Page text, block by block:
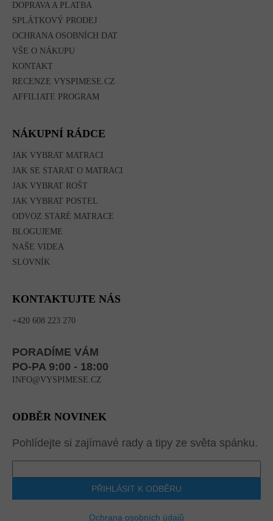
DOPRAVA A PLATBA
SPLÁTKOVÝ PRODEJ
OCHRANA OSOBNÍCH DAT
VŠE O NÁKUPU
KONTAKT
RECENZE VYSPIMESE.CZ
AFFILIATE PROGRAM
NÁKUPNÍ RÁDCE
JAK VYBRAT MATRACI
JAK SE STARAT O MATRACI
JAK VYBRAT ROŠT
JAK VYBRAT POSTEL
ODVOZ STARÉ MATRACE
BLOGUJEME
NAŠE VIDEA
SLOVNÍK
KONTAKTUJTE NÁS
+420 608 223 270
PORADÍME VÁM
PO-PA 9:00 - 18:00
INFO@VYSPIMESE.CZ
ODBĚR NOVINEK
Pohlídejte si zajímavé rady a tipy ze světa spánku.
PŘIHLÁSIT K ODBĚRU
Ochrana osobních údajů